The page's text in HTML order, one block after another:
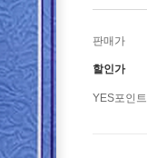
판매가
할인가
YES포인트